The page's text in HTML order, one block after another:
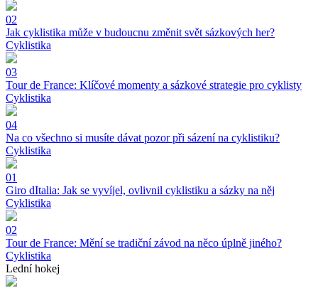
02
Jak cyklistika může v budoucnu změnit svět sázkových her?
Cyklistika
03
Tour de France: Klíčové momenty a sázkové strategie pro cyklisty
Cyklistika
04
Na co všechno si musíte dávat pozor při sázení na cyklistiku?
Cyklistika
01
Giro dItalia: Jak se vyvíjel, ovlivnil cyklistiku a sázky na něj
Cyklistika
02
Tour de France: Mění se tradiční závod na něco úplně jiného?
Cyklistika
Lední hokej